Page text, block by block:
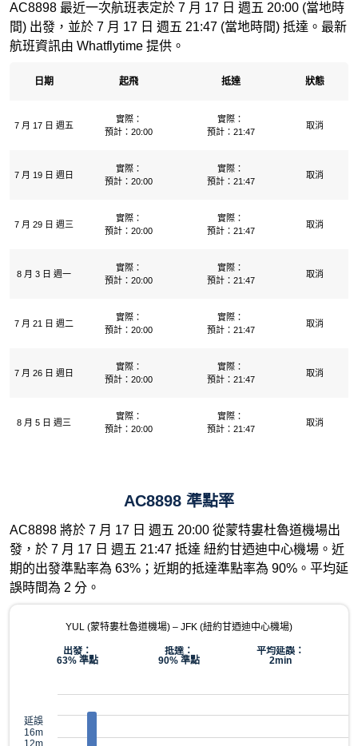
AC8898 最近一次航班表定於 7 月 17 日 週五 20:00 (當地時
間) 出發，並於 7 月 17 日 週五 21:47 (當地時間) 抵達。最新
航班資訊由 Whatflytime 提供。
日期 起飛 抵達 狀態
7 月 17 日 週五
實際：
預計：20:00
實際：
預計：21:47
取消
7 月 19 日 週日
實際：
預計：20:00
實際：
預計：21:47
取消
7 月 29 日 週三
實際：
預計：20:00
實際：
預計：21:47
取消
8 月 3 日 週一
實際：
預計：20:00
實際：
預計：21:47
取消
7 月 21 日 週二
實際：
預計：20:00
實際：
預計：21:47
取消
7 月 26 日 週日
實際：
預計：20:00
實際：
預計：21:47
取消
8 月 5 日 週三
實際：
預計：20:00
實際：
預計：21:47
取消
AC8898 準點率
AC8898 將於 7 月 17 日 週五 20:00 從蒙特婁杜魯道機場出
發，於 7 月 17 日 週五 21:47 抵達 紐約甘迺迪中心機場。近
期的出發準點率為 63%；近期的抵達準點率為 90%。平均延
誤時間為 2 分。
YUL (蒙特婁杜魯道機場) – JFK (紐約甘迺迪中心機場)
出發：
63% 準點
抵達：
90% 準點
平均延誤：
2min
延誤
16m
12m